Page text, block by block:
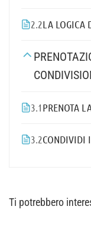
2.2LA LOGICA
3.1PRENOTA
3.2CONDIVIDI
Ti potrebbero